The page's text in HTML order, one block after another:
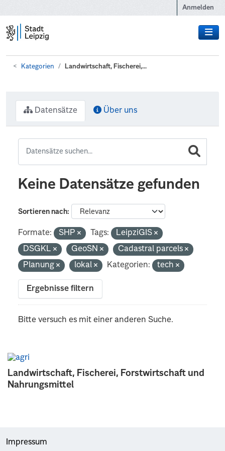
Anmelden
Kategorien Landwirtschaft, Fischerei,...
Landwirtschaft, Fischerei, Forstwirtschaft und
Nahrungsmittel
Datensätze Über uns
Keine Datensätze gefunden
Sortieren nach
Formate: SHP Tags:
LeipziGIS
DSGKL
GeoSN
Cadastral parcels
Planung
lokal Kategorien: tech
Ergebnisse filtern
Bitte versuch es mit einer anderen Suche.
Impressum